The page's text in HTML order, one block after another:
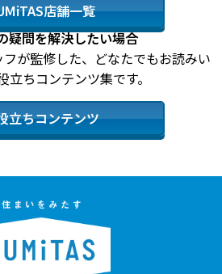
店舗一覧
疑問を解決したい場合
が監修した、どなたでもお読みい
立ちコンテンツ集です。
立ちコンテンツ